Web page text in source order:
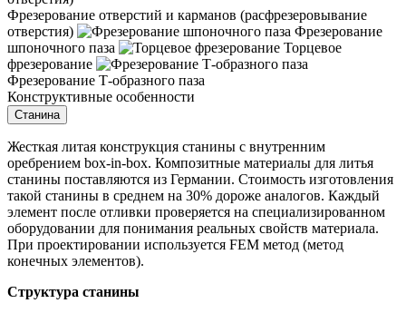
Фрезерование отверстий и карманов (расфрезеровывание
отверстия)
Фрезерование
шпоночного паза
Торцевое
фрезерование
Фрезерование Т-образного паза
Конструктивные особенности
Станина
Жесткая литая конструкция станины с внутренним
оребрением box-in-box. Композитные материалы для литья
станины поставляются из Германии. Стоимость изготовления
такой станины в среднем на 30% дороже аналогов. Каждый
элемент после отливки проверяется на специализированном
оборудовании для понимания реальных свойств материала.
При проектировании используется FEM метод (метод
конечных элементов).
Структура станины